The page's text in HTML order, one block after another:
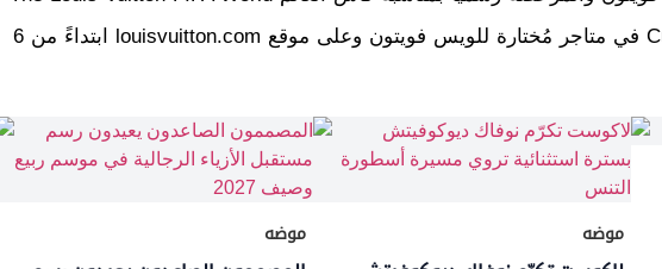
Cup Official Licensed Product Collection في متاجر مُختارة للويس فويتون وعلى موقع louisvuitton.com ابتداءً من 6
موضه موضه